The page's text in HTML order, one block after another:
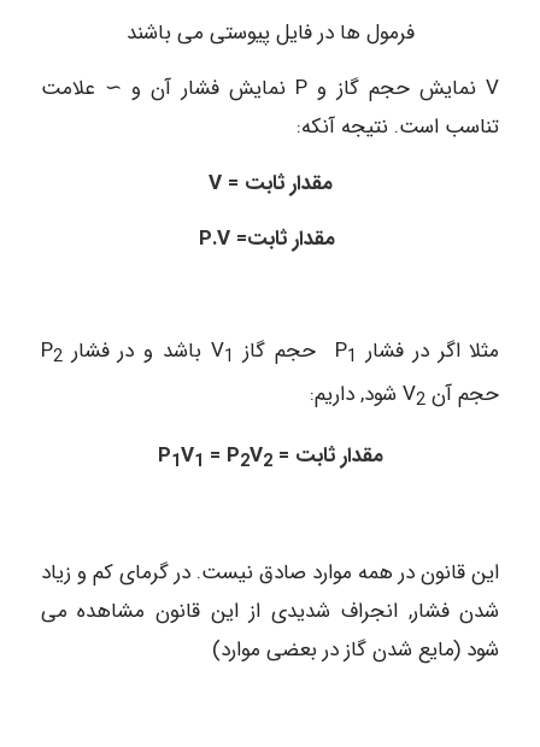
فرمول ها در فایل پیوستی می باشند
V نمایش حجم گاز و P نمایش فشار آن و ∼ علامت
تناسب است. نتیجه آنکه:
V = مقدار ثابت
مثلا اگر در فشار P 1 حجم گاز V 1 باشد و در فشار P 2
حجم آن V 2 شود, داریم:
P1V1 = P2V2 = مقدار ثابت
این قانون در همه موارد صادق نیست. در گرمای کم و زیاد
شدن فشار, انجراف شدیدی از این قانون مشاهده می
شود (مایع شدن گاز در بعضی موارد)